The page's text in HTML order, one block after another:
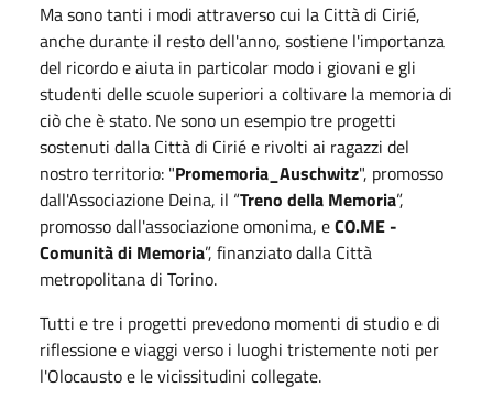
Ma sono tanti i modi attraverso cui la Città di Cirié,
anche durante il resto dell'anno, sostiene l'importanza
del ricordo e aiuta in particolar modo i giovani e gli
studenti delle scuole superiori a coltivare la memoria di
ciò che è stato. Ne sono un esempio tre progetti
sostenuti dalla Città di Cirié e rivolti ai ragazzi del
nostro territorio: "Promemoria_Auschwitz", promosso
dall'Associazione Deina, il “Treno della Memoria”,
promosso dall'associazione omonima, eCO.ME -
Comunità di Memoria”, finanziato dalla Città
metropolitana di Torino.
Tutti e tre i progetti prevedono momenti di studio e di
riflessione e viaggi verso i luoghi tristemente noti per
l'Olocausto e le vicissitudini collegate.